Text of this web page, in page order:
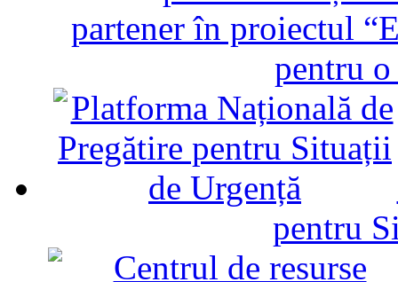
partener în proiectul
pentru
pentru